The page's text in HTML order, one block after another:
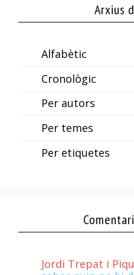
Arxius
Alfabètic
Cronològic
Per autors
Per temes
Per etiquetes
Jordi Trepat i